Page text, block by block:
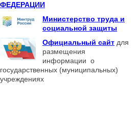
ФЕДЕРАЦИИ
Министерство труда и
социальной защиты
Официальный сайт для
размещения
информации о
государственных (муниципальных)
учреждениях